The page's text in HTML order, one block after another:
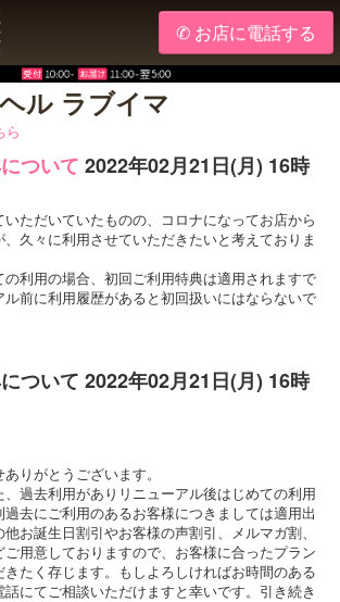
✆ お店に電話する
ル ラブイマ
ら
ついて 2022年02月21日(月) 16時
ただいていたものの、コロナになってお店から
久々に利用させていただきたいと考えておりま
の利用の場合、初回ご利用特典は適用されますで
ル前に利用履歴があると初回扱いにはならないで
ついて 2022年02月21日(月) 16時
りがとうございます。
過去利用がありリニューアル後はじめての利用
去にご利用のあるお客様につきましては適用出
お誕生日割引やお客様の声割引、メルマガ割、
用意しておりますので、お客様に合ったプラン
たく存じます。もしよろしければお時間のある
にてご相談いただけますと幸いです。引き続き